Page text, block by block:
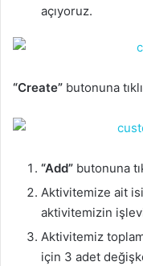
açıyoruz.
“Create” butonuna
“Add” butonuna
Aktivitemize ait
aktivitemizin
Aktivitemiz
için 3 adet